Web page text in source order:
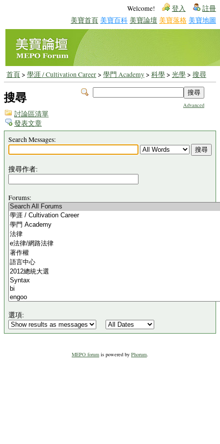
Welcome! 登入 註冊
美寶首頁 美寶百科 美寶論壇 美寶落格 美寶地圖
首頁> 學涯 / Cultivation Career> 學門 Academy> 科學> 光學> 搜尋
Advanced
搜尋
討論區清單
發表文章
Search Messages:
搜尋作者:
Forums:
選項:
MEPO forum is powered by Phorum.